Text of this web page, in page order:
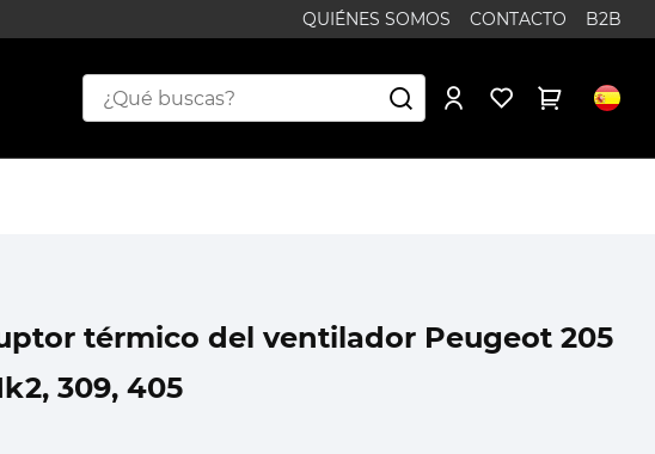
QUIÉNES SOMOS CONTACTO B2B
térmico del ventilador Peugeot 205
309, 405